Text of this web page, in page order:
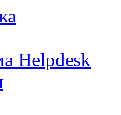
Helpdesk